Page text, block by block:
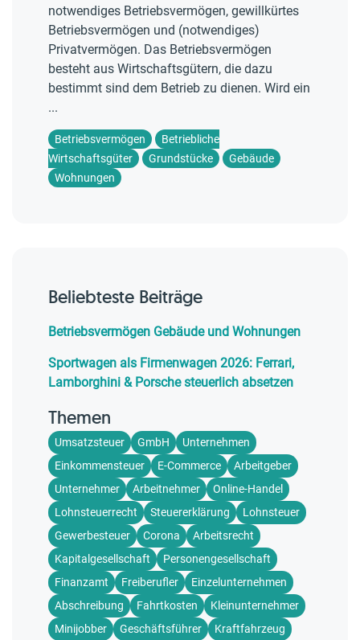
notwendiges Betriebsvermögen, gewillkürtes
Betriebsvermögen und (notwendiges)
Privatvermögen. Das Betriebsvermögen
besteht aus Wirtschaftsgütern, die dazu
bestimmt sind dem Betrieb zu dienen. Wird ein
...
Betriebsvermögen
Betriebliche
Wirtschaftsgüter
Grundstücke
Gebäude
Wohnungen
Beliebteste Beiträge
Betriebsvermögen Gebäude und Wohnungen
Sportwagen als Firmenwagen 2026: Ferrari,
Lamborghini & Porsche steuerlich absetzen
Themen
Umsatzsteuer GmbH
Unternehmen
Einkommensteuer
E-Commerce
Arbeitgeber
Unternehmer
Arbeitnehmer
Online-Handel
Lohnsteuerrecht
Steuererklärung
Lohnsteuer
Gewerbesteuer
Corona
Arbeitsrecht
Kapitalgesellschaft
Personengesellschaft
Finanzamt
Freiberufler
Einzelunternehmen
Abschreibung
Fahrtkosten
Kleinunternehmer
Minijobber
Geschäftsführer Kraftfahrzeug